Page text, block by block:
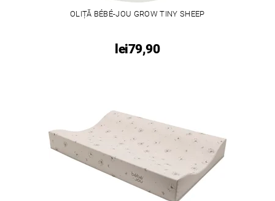
OLIȚĂ BÉBÉ-JOU GROW TINY SHEEP
lei79,90